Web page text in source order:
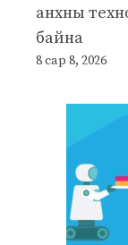
анхны
байна
8 сар 8, 2026